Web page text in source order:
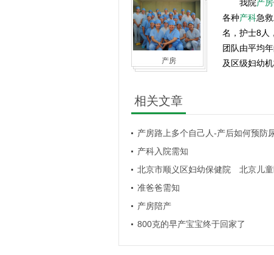
产房
我院产房
各种产科急
名，护士8人
团队由平均
及区级妇幼
相关文章
产房路上多个自己人-产后如何预防
产科入院需知
北京市顺义区妇幼保健院 北京儿
准爸爸需知
产房陪产
800克的早产宝宝终于回家了